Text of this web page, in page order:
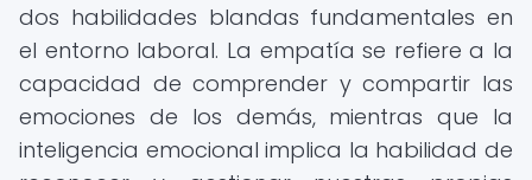
dos habilidades blandas fundamentales en
el entorno laboral. La empatía se refiere a la
capacidad de comprender y compartir las
emociones de los demás, mientras que la
inteligencia emocional implica la habilidad de